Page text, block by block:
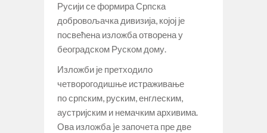
Русији се формира Српска
добровољачка дивизија, којој је
посвећена изложба отворена у
београдском Руском дому.
Изложби је претходило
четворогодишње истраживање
по српским, руским, енглеским,
аустријским и немачким архивима.
Ова изложба je започета пре две